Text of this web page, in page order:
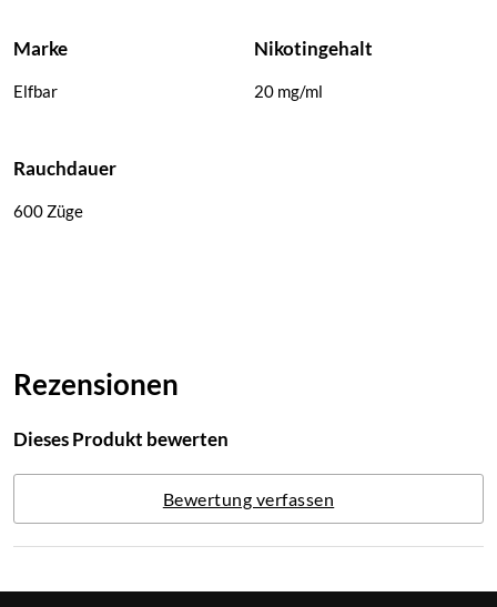
Marke
Elfbar
Nikotingehalt
20 mg/ml
Rauchdauer
600 Züge
Rezensionen
Dieses Produkt bewerten
Bewertung verfassen